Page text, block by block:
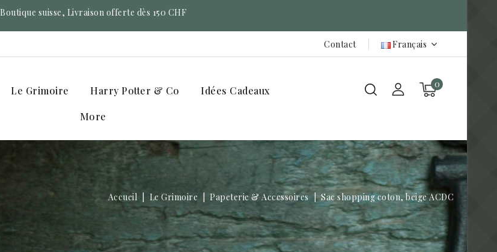
Boutique suisse, Livraison offerte dès 150 CHF
Contact Français
0
Le Grimoire Harry Potter & Co Idées Cadeaux
More
Accueil Le Grimoire Papeterie & Accessoires Sac shopping coton, beige ACDC